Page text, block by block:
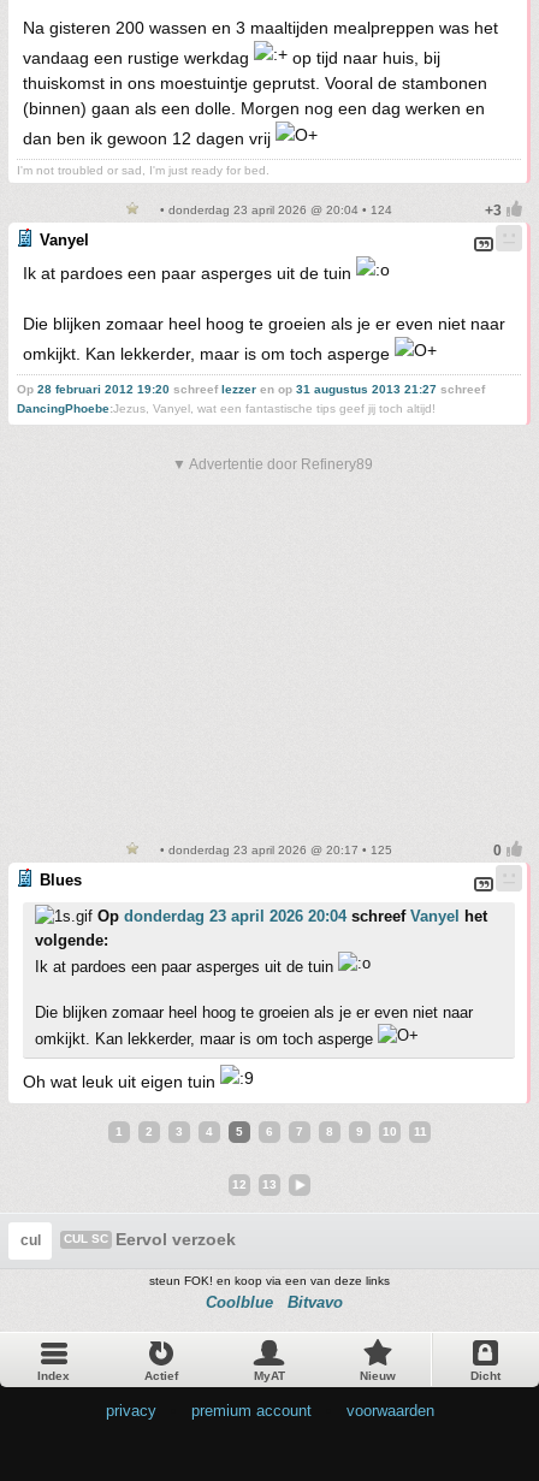
Na gisteren 200 wassen en 3 maaltijden mealpreppen was het
vandaag een rustige werkdag
op tijd naar huis, bij
thuiskomst in ons moestuintje geprutst. Vooral de stambonen
(binnen) gaan als een dolle. Morgen nog een dag werken en
dan ben ik gewoon 12 dagen vrij
I'm not troubled or sad, I'm just ready for bed.
• donderdag 23 april 2026 @ 20:04 • 124
Vanyel
Ik at pardoes een paar asperges uit de tuin
Die blijken zomaar heel hoog te groeien als je er even niet naar
omkijkt. Kan lekkerder, maar is om toch asperge
Op 28 februari 2012 19:20 schreeflezzer en op 31 augustus 2013 21:27 schreef
DancingPhoebe:Jezus, Vanyel, wat een fantastische tips geef jij toch altijd!
▼ Advertentie door Refinery89
• donderdag 23 april 2026 @ 20:17 • 125
Blues
Op donderdag 23 april 2026 20:04schreef Vanyel
het
volgende:
Ik at pardoes een paar asperges uit de tuin
Die blijken zomaar heel hoog te groeien als je er even niet naar
omkijkt. Kan lekkerder, maar is om toch asperge
Oh wat leuk uit eigen tuin
1 2 3 4 5 6 7 8 9 10 11
12 13
cul CUL SC Eervol verzoek
steun FOK! en koop via een van deze links
Coolblue Bitvavo
Index Actief MyAT Nieuw Dicht
privacy premium account voorwaarden